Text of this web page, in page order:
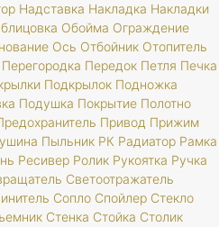
Надставка Накладка Накладки
Обойма Ограждение
Ось Отбойник Отопитель
Перегородка Передок Петля Печка
Подкрылок Подножка
Подушка Покрытие Полотно
Привод Прижим
Пыльник РК Радиатор Рамка
Ресивер Ролик Рукоятка Ручка
Светоотражатель
Сопло Спойлер Стекло
Стенка Стойка Столик